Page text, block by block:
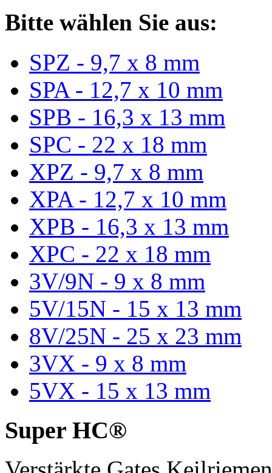
Bitte wählen Sie aus:
SPZ - 9,7 x 8 mm
SPA - 12,7 x 10 mm
SPB - 16,3 x 13 mm
SPC - 22 x 18 mm
XPZ - 9,7 x 8 mm
XPA - 12,7 x 10 mm
XPB - 16,3 x 13 mm
XPC - 22 x 18 mm
3V/9N - 9 x 8 mm
5V/15N - 15 x 13 mm
8V/25N - 25 x 23 mm
3VX - 9 x 8 mm
5VX - 15 x 13 mm
Super HC®